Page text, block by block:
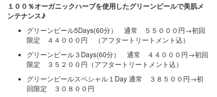
１００％オーガニックハーブを使用したグリーンピールで美肌メ
ンテナンス♪
グリーンピール5Days(60分） 通常 ５５０００円→初回
限定 ４４０００円 （アフタートリートメント込）
グリーンピール３Days(60分） 通常 ４４０００円→初回
限定 ３５２００円（アフタートリートメント込）
グリーンピールスペシャル１Day 通常 ３８５００円→初
回限定 ３０８００円